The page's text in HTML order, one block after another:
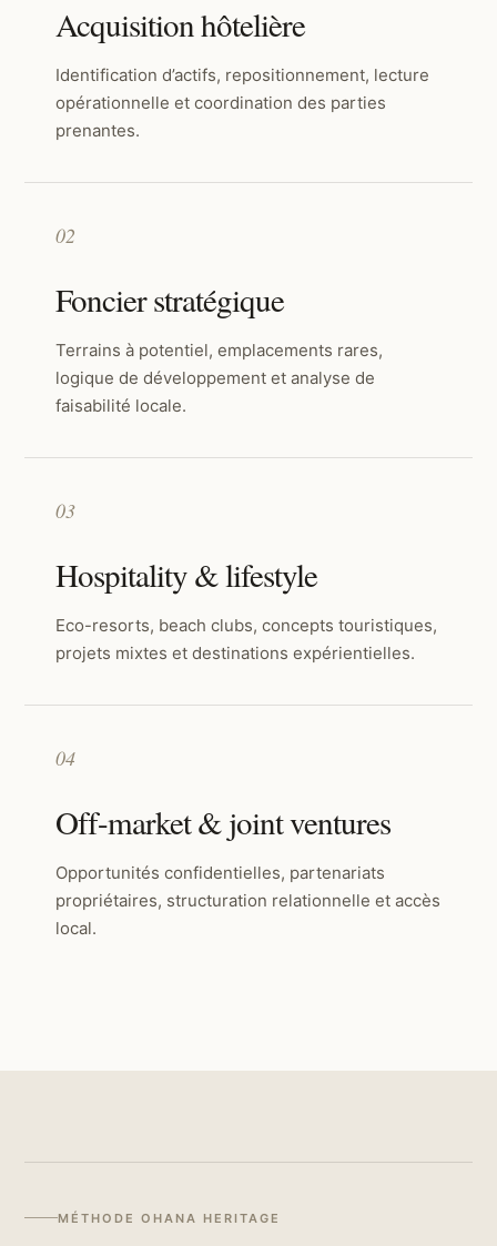
Acquisition hôtelière
Identification d’actifs, repositionnement, lecture
opérationnelle et coordination des parties
prenantes.
02
Foncier stratégique
Terrains à potentiel, emplacements rares,
logique de développement et analyse de
faisabilité locale.
03
Hospitality & lifestyle
Eco-resorts, beach clubs, concepts touristiques,
projets mixtes et destinations expérientielles.
04
Off-market & joint ventures
Opportunités confidentielles, partenariats
propriétaires, structuration relationnelle et accès
local.
MÉTHODE OHANA HERITAGE